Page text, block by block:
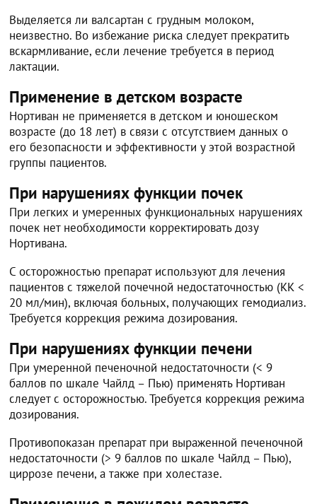
Выделяется ли валсартан с грудным молоком,
неизвестно. Во избежание риска следует прекратить
вскармливание, если лечение требуется в период
лактации.
Применение в детском возрасте
Нортиван не применяется в детском и юношеском
возрасте (до 18 лет) в связи с отсутствием данных о
его безопасности и эффективности у этой возрастной
группы пациентов.
При нарушениях функции почек
При легких и умеренных функциональных нарушениях
почек нет необходимости корректировать дозу
Нортивана.
С осторожностью препарат используют для лечения
пациентов с тяжелой почечной недостаточностью (КК <
20 мл/мин), включая больных, получающих гемодиализ.
Требуется коррекция режима дозирования.
При нарушениях функции печени
При умеренной печеночной недостаточности (< 9
баллов по шкале Чайлд – Пью) применять Нортиван
следует с осторожностью. Требуется коррекция режима
дозирования.
Противопоказан препарат при выраженной печеночной
недостаточности (> 9 баллов по шкале Чайлд – Пью),
циррозе печени, а также при холестазе.